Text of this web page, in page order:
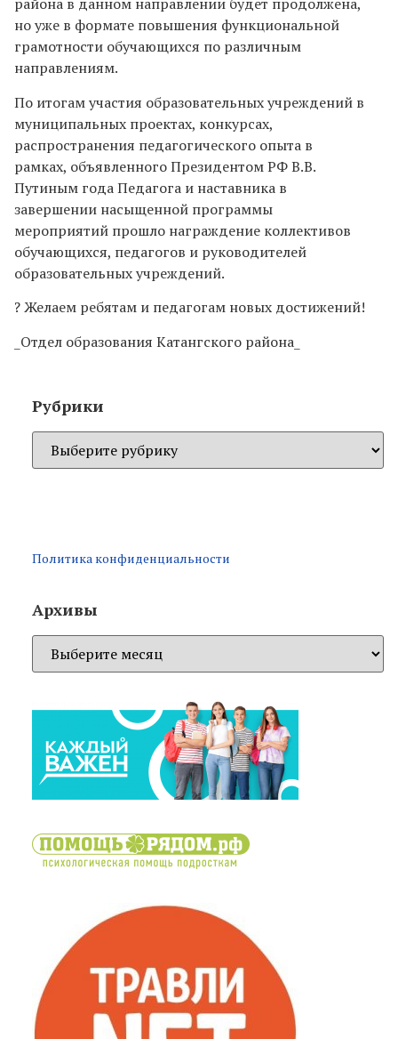
но уже в формате повышения функциональной
грамотности обучающихся по различным
направлениям.
По итогам участия образовательных учреждений в
муниципальных проектах, конкурсах,
распространения педагогического опыта в
рамках, объявленного Президентом РФ В.В.
Путиным года Педагога и наставника в
завершении насыщенной программы
мероприятий прошло награждение коллективов
обучающихся, педагогов и руководителей
образовательных учреждений.
? Желаем ребятам и педагогам новых достижений!
_Отдел образования Катангского района_
Рубрики
Политика конфиденциальности
Архивы